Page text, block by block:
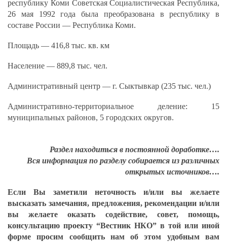
республику Коми Советская Социалистическая Республика,
26 мая 1992 года была преобразована в республику в
составе России — Республика Коми.
Площадь — 416,8 тыс. кв. км
Население — 889,8 тыс. чел.
Административный центр — г. Сыктывкар (235 тыс. чел.)
Административно-территориальное деление: 15
муниципальных районов, 5 городских округов.
Раздел находиться в постоянной доработке….
Вся информация по разделу собирается из различных
открытых источников….
Если Вы заметили неточность и/или вы желаете
высказать замечания, предложения, рекомендации и/или
вы желаете оказать содействие, совет, помощь,
консультацию проекту “Вестник НКО” в той или иной
форме просим сообщить нам об этом удобным вам